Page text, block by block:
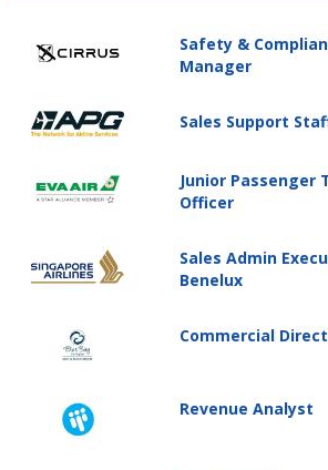
Safety &
Manager
Sales Support
Junior Passenger
Officer
Sales Admin
Benelux
Commercial
Revenue Analyst